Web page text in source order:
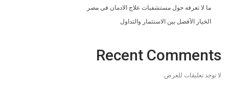
ما لا تعرفه حول مستشفيات علاج الادمان فى مصر
الخيار الأفضل بين الاستثمار والتداول
Recent Comments
لا توجد تعليقات للعرض.